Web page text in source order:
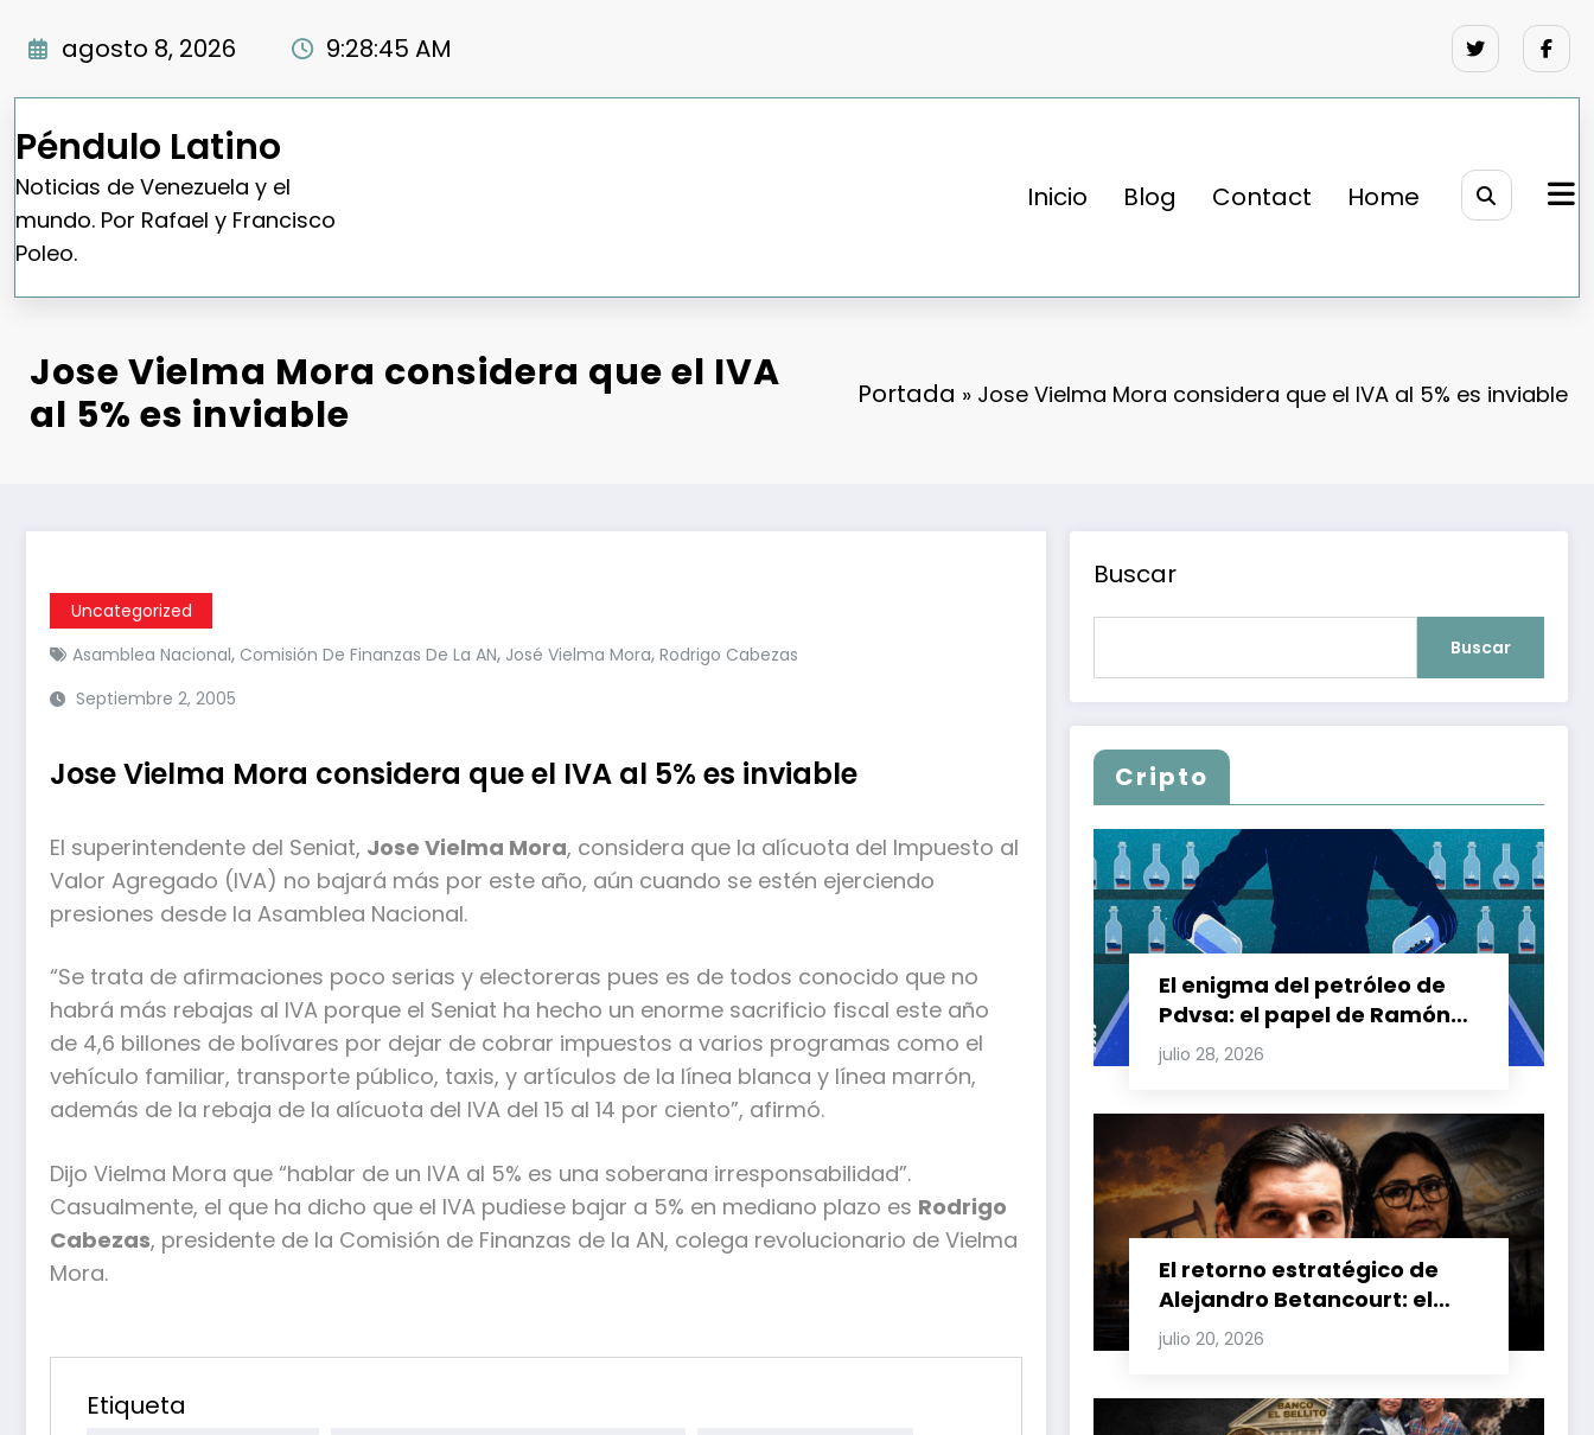
agosto 8, 2026 9:28:46 AM
Péndulo Latino
Noticias de Venezuela y el
mundo. Por Rafael y Francisco
Poleo.
Inicio Blog Contact Home
Jose Vielma Mora considera que el IVA
al 5% es inviable
Portada » Jose Vielma Mora considera que el IVA al 5% es inviable
Uncategorized
Asamblea Nacional, Comisión De Finanzas De La AN, José Vielma Mora, Rodrigo Cabezas
Septiembre 2, 2005
Jose Vielma Mora considera que el IVA al 5% es inviable
El superintendente del Seniat, Jose Vielma Mora, considera que la alícuota del Impuesto al
Valor Agregado (IVA) no bajará más por este año, aún cuando se estén ejerciendo
presiones desde la Asamblea Nacional.
“Se trata de afirmaciones poco serias y electoreras pues es de todos conocido que no
habrá más rebajas al IVA porque el Seniat ha hecho un enorme sacrificio fiscal este año
de 4,6 billones de bolívares por dejar de cobrar impuestos a varios programas como el
vehículo familiar, transporte público, taxis, y artículos de la línea blanca y línea marrón,
además de la rebaja de la alícuota del IVA del 15 al 14 por ciento”, afirmó.
Dijo Vielma Mora que “hablar de un IVA al 5% es una soberana irresponsabilidad”.
Casualmente, el que ha dicho que el IVA pudiese bajar a 5% en mediano plazo es Rodrigo
Cabezas, presidente de la Comisión de Finanzas de la AN, colega revolucionario de Vielma
Mora.
Etiqueta
Buscar
Buscar
Cripto
El enigma del petróleo de
Pdvsa: el papel de Ramón
Carretero en el triángulo de
Carretero y su impacto en
julio 28, 2026
El retorno estratégico de
Alejandro Betancourt: el
bolichico que desafía la
justicia y renueva su poder
venezolana
julio 20, 2026